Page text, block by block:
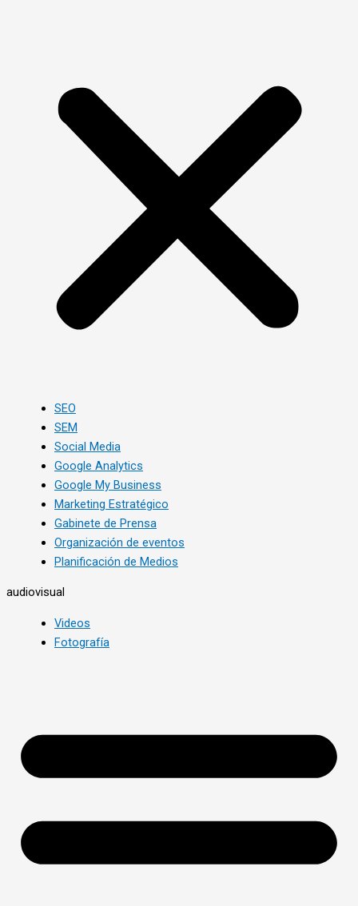
SEO
SEM
Social Media
Google Analytics
Google My Business
Marketing Estratégico
Gabinete de Prensa
Organización de eventos
Planificación de Medios
audiovisual
Videos
Fotografía